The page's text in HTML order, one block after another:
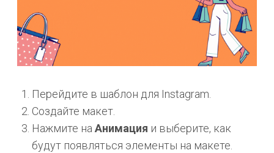
Перейдите в шаблон для Instagram.
Создайте макет.
Нажмите на Анимация и выберите, как
будут появляться элементы на макете.